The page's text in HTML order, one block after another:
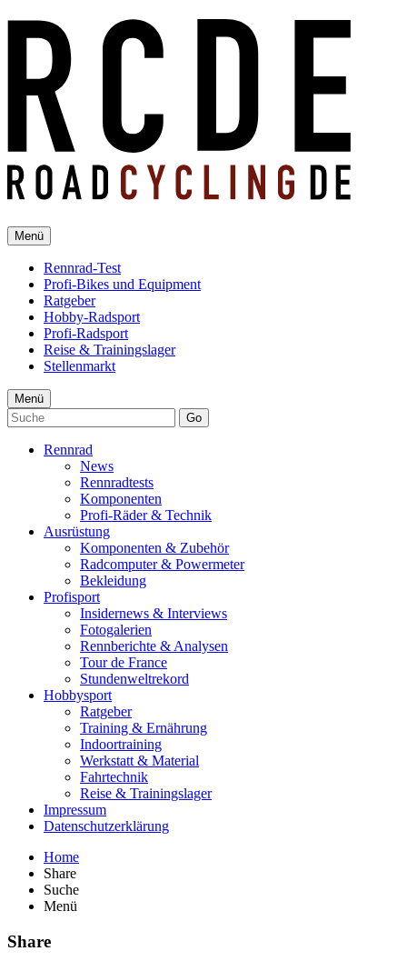
Menü
Rennrad-Test
Profi-Bikes und Equipment
Ratgeber
Hobby-Radsport
Profi-Radsport
Reise & Trainingslager
Stellenmarkt
Menü
Go
Rennrad
News
Rennradtests
Komponenten
Profi-Räder & Technik
Ausrüstung
Komponenten & Zubehör
Radcomputer & Powermeter
Bekleidung
Profisport
Insidernews & Interviews
Fotogalerien
Rennberichte & Analysen
Tour de France
Stundenweltrekord
Hobbysport
Ratgeber
Training & Ernährung
Indoortraining
Werkstatt & Material
Fahrtechnik
Reise & Trainingslager
Impressum
Datenschutzerklärung
Home
Share
Suche
Menü
Share